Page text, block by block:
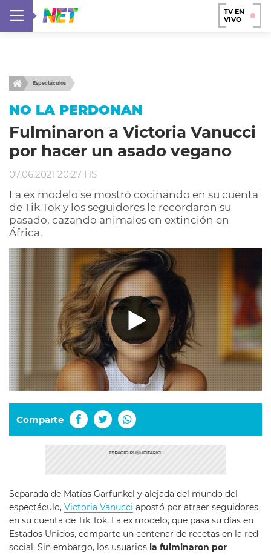
TV EN
VIVO
Espectáculos
NO LA PERDONAN
Fulminaron a Victoria Vanucci
por hacer un asado vegano
07.06.2021 20:27 HS
La ex modelo se mostró cocinando en su cuenta
de Tik Tok y los seguidores le recordaron su
pasado, cazando animales en extinción en
África.
Comparte
Separada de Matías Garfunkel y alejada del mundo del
espectáculo, Victoria Vanucci apostó por atraer seguidores
en su cuenta de Tik Tok. La ex modelo, que pasa su días en
Estados Unidos, comparte un centenar de recetas en la red
social. Sin embargo, los usuarios la fulminaron por